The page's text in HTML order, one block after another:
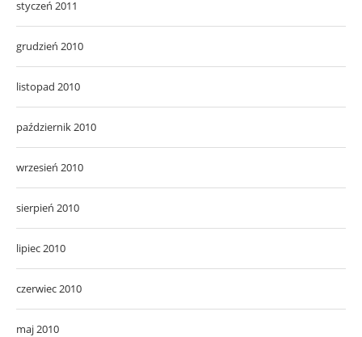
styczeń 2011
grudzień 2010
listopad 2010
październik 2010
wrzesień 2010
sierpień 2010
lipiec 2010
czerwiec 2010
maj 2010